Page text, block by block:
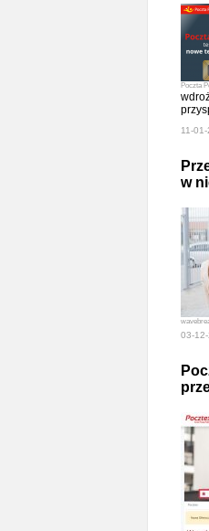
Poczta
11-
w
03-